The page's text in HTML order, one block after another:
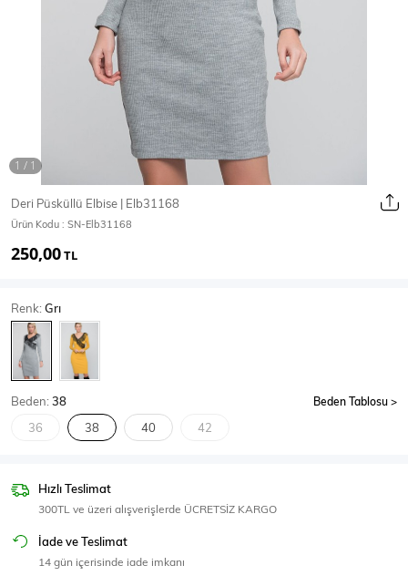
Mont & Kaban Yağmurluk
T-Shirt
Body
SPOR GİYİM
Eşofman Üstü
Deri Püsküllü Elbise | Elb31168
Ürün Kodu : SN-Elb31168
250,00TL
Renk:Grı
Beden:38 Beden Tablosu
36 38 40 42
Hızlı Teslimat
300TL ve üzeri alışverişlerde ÜCRETSİZ KARGO
İade ve Teslimat
14 gün içerisinde iade imkanı